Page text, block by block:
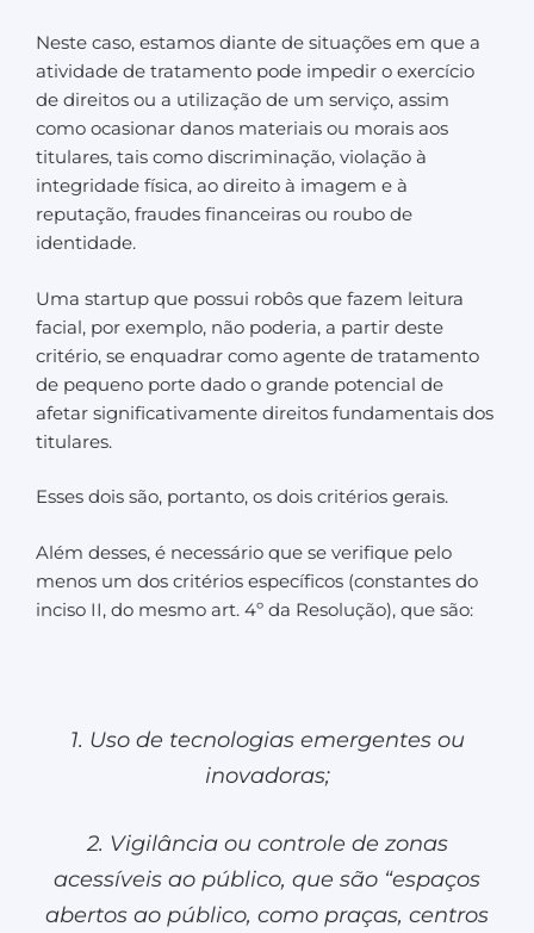
Neste caso, estamos diante de situações em que a
atividade de tratamento pode impedir o exercício
de direitos ou a utilização de um serviço, assim
como ocasionar danos materiais ou morais aos
titulares, tais como discriminação, violação à
integridade física, ao direito à imagem e à
reputação, fraudes financeiras ou roubo de
identidade.
Uma startup que possui robôs que fazem leitura
facial, por exemplo, não poderia, a partir deste
critério, se enquadrar como agente de tratamento
de pequeno porte dado o grande potencial de
afetar significativamente direitos fundamentais dos
titulares.
Esses dois são, portanto, os dois critérios gerais.
Além desses, é necessário que se verifique pelo
menos um dos critérios específicos (constantes do
inciso II, do mesmo art. 4º da Resolução), que são:
1. Uso de tecnologias emergentes ou
inovadoras;
2. Vigilância ou controle de zonas
acessíveis ao público, que são “espaços
abertos ao público, como praças, centros